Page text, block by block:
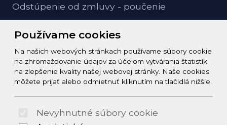
Používame cookies
Na našich webových stránkach používame súbory cookie
na zhromažďovanie údajov za účelom vytvárania štatistík
na zlepšenie kvality našej webovej stránky. Naše cookies
môžete prijať alebo odmietnuť kliknutím na tlačidlá nižšie.
Nevyhnutné súbory cookie
Odstúpenie od zmluvy - poučenie
Kontakt
info@zeleziarstvo-majster.sk
+421456812908
© 2026 Arrabella s.r.o., mayabella s.r.o., Všetky práva